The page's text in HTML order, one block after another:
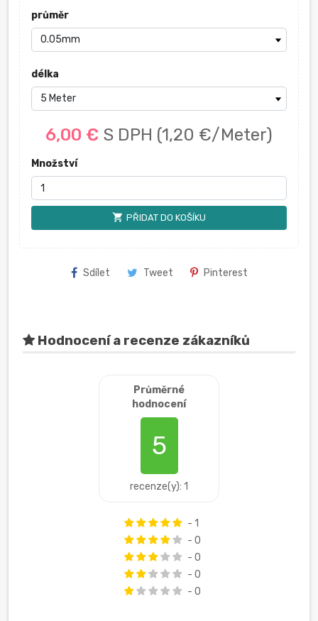
průměr
délka
6,00 € S DPH (1,20 €/Meter)
Množství
shopping_cart PŘIDAT DO KOŠÍKU
Sdílet Tweet Pinterest
Hodnocení a recenze zákazníků
Průměrné
hodnocení
5
recenze(y): 1
- 1
- 0
- 0
- 0
- 0